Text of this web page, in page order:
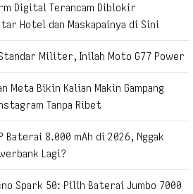
Digital Terancam Diblokir
Hotel dan Maskapainya di Sini
Militer, Inilah Moto G77 Power
Meta Bikin Kalian Makin Gampang
Tanpa Ribet
Baterai 8.000 mAh di 2026, Nggak
Lagi?
Spark 50: Pilih Baterai Jumbo 7000